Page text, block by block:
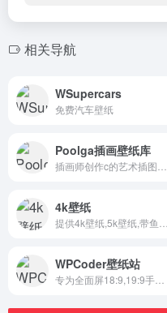
相关导航
WSupercars
免费汽车壁纸
Poolga插画壁纸库
4k壁纸
WPCoder壁纸站